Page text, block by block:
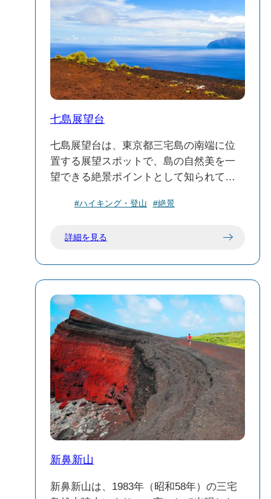
トイレも完備されています。
✨見どころ
静寂な湖面: 風のない日には、池の水面が
鏡のように周囲の景色を映し出し、幻想
的な雰囲気が楽しめます。
四季折々の風景: 春の新緑、夏の青々とし
た草木、秋の紅葉、冬の静寂など、季節
星空観察: 周囲に人工の明かりが少なく、
晴れた夜には美しい星空を楽しむことが
できます。
スポットです。
七島展望台
七島展望台は、東京都三宅島の南端に位
置する展望スポットで、島の自然美を一
望できる絶景ポイントとして知られてい
360度のパノラマビュー：展望台からは、
人々を魅了します。
自然との調和：周囲は豊かな自然に囲ま
れており、四季折々の風景が楽しめま
す。春には新緑、秋には紅葉が美しく、
訪れるたびに異なる表情を見せてくれま
す。
野鳥観察：周辺の森林は野鳥の生息地と
しても知られており、バードウォッチン
グを楽しむことができます。
📝 注意点
すいため、訪れる際は天気予報を確認
#ハイキング・登山 #絶景
詳細を見る
新鼻新山
新鼻新山は、1983年（昭和58年）の三宅